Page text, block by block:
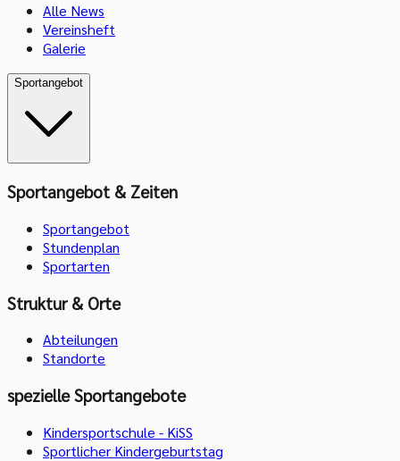
Alle News
Vereinsheft
Galerie
Sportangebot
Sportangebot & Zeiten
Sportangebot
Stundenplan
Sportarten
Struktur & Orte
Abteilungen
Standorte
spezielle Sportangebote
Kindersportschule - KiSS
Sportlicher Kindergeburtstag